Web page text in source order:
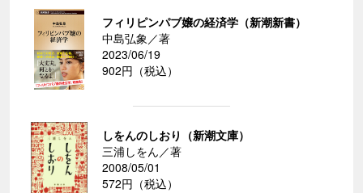
フィリピンパブ嬢の経済学（新潮新書）
中島弘象／著
2023/06/19
902円（税込）
しをんのしおり（新潮文庫）
三浦しをん／著
2008/05/01
572円（税込）